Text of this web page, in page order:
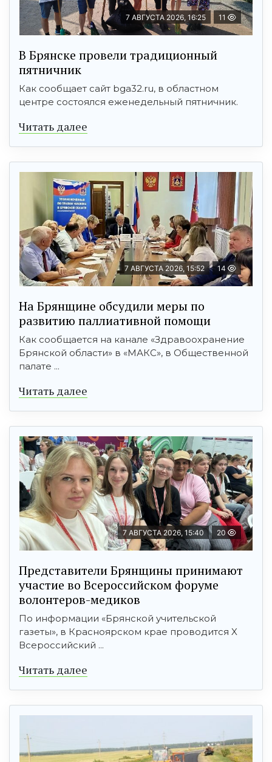
7 АВГУСТА 2026, 16:25 11
В Брянске провели традиционный
пятничник
Как сообщает сайт bga32.ru, в областном
центре состоялся еженедельный пятничник.
Читать далее
7 АВГУСТА 2026, 15:52 14
На Брянщине обсудили меры по
развитию паллиативной помощи
Как сообщается на канале «Здравоохранение
Брянской области» в «МАКС», в Общественной
палате ...
Читать далее
7 АВГУСТА 2026, 15:40 20
Представители Брянщины принимают
участие во Всероссийском форуме
волонтеров-медиков
По информации «Брянской учительской
газеты», в Красноярском крае проводится X
Всероссийский ...
Читать далее